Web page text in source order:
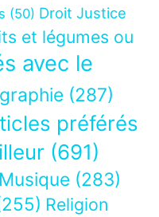
(50) Droit Justice
et légumes ou
avec le
(287)
préférés
(691)
Musique (283)
Religion